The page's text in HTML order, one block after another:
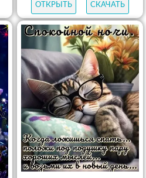
ОТКРЫТЬ СКАЧАТЬ